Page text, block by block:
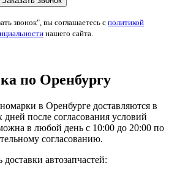
звонок", вы соглашаетесь с политикой
нашего сайта.
по Оренбургу
в Оренбурге доставляются в
дней после согласования условий
в любой день с 10:00 до 20:00 по
согласованию.
автозапчастей: